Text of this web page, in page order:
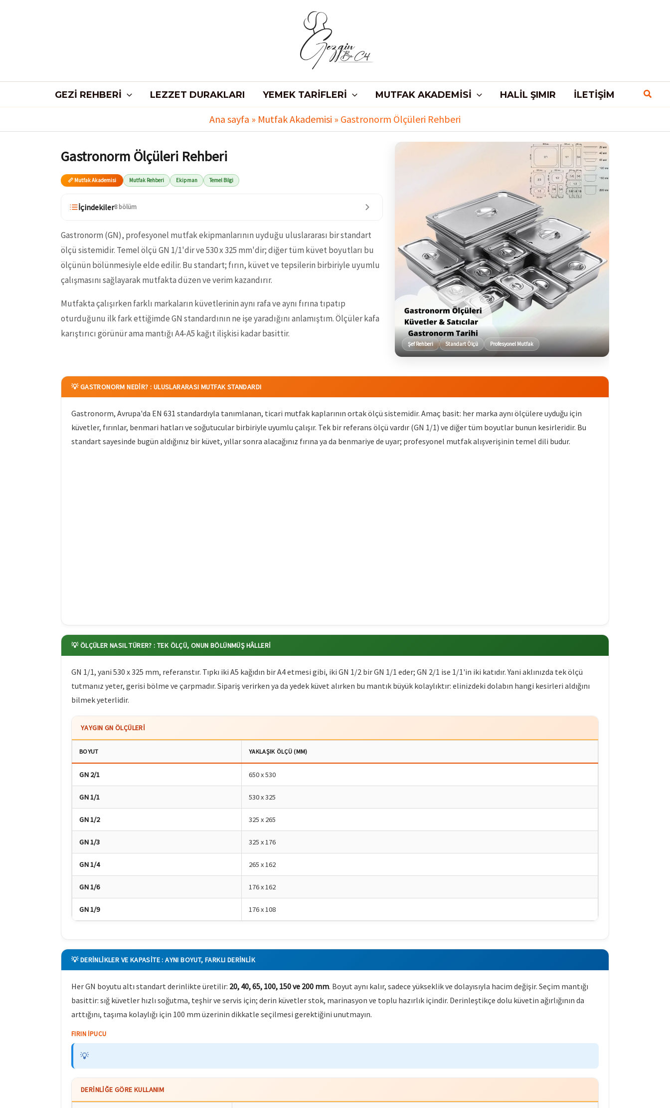
GEZI REHBERI LEZZET DURAKLARI YEMEK TARIFLERI MUTFAK AKADEMISI HALIL ŞIMIR İLETIŞIM
Ana sayfa » Mutfak Akademisi » Gastronorm Ölçüleri Rehberi
Gastronorm Ölçüleri Rehberi
📏 Mutfak Akademisi Mutfak Rehberi Ekipman Temel Bilgi
İçindekiler8 bölüm
Gastronorm (GN), profesyonel mutfak ekipmanlarının uyduğu uluslararası bir standart
ölçü sistemidir. Temel ölçü GN 1/1'dir ve 530 x 325 mm'dir; diğer tüm küvet boyutları bu
ölçünün bölünmesiyle elde edilir. Bu standart; fırın, küvet ve tepsilerin birbiriyle uyumlu
çalışmasını sağlayarak mutfakta düzen ve verim kazandırır.
Mutfakta çalışırken farklı markaların küvetlerinin aynı rafa ve aynı fırına tıpatıp
oturduğunu ilk fark ettiğimde GN standardının ne işe yaradığını anlamıştım. Ölçüler kafa
karıştırıcı görünür ama mantığı A4-A5 kağıt ilişkisi kadar basittir.
Şef Rehberi Standart Ölçü Profesyonel Mutfak
💡 GASTRONORM NEDIR? : ULUSLARARASI MUTFAK STANDARDI
Gastronorm, Avrupa'da EN 631 standardıyla tanımlanan, ticari mutfak kaplarının ortak ölçü sistemidir. Amaç basit: her marka aynı ölçülere uyduğu için
küvetler, fırınlar, benmari hatları ve soğutucular birbiriyle uyumlu çalışır. Tek bir referans ölçü vardır (GN 1/1) ve diğer tüm boyutlar bunun kesirleridir. Bu
standart sayesinde bugün aldığınız bir küvet, yıllar sonra alacağınız fırına ya da benmariye de uyar; profesyonel mutfak alışverişinin temel dili budur.
💡 ÖLÇÜLER NASIL TÜRER? : TEK ÖLÇÜ, ONUN BÖLÜNMÜŞ HÂLLERI
GN 1/1, yani 530 x 325 mm, referanstır. Tıpkı iki A5 kağıdın bir A4 etmesi gibi, iki GN 1/2 bir GN 1/1 eder; GN 2/1 ise 1/1'in iki katıdır. Yani aklınızda tek ölçü
tutmanız yeter, gerisi bölme ve çarpmadır. Sipariş verirken ya da yedek küvet alırken bu mantık büyük kolaylıktır: elinizdeki dolabın hangi kesirleri aldığını
bilmek yeterlidir.
YAYGIN GN ÖLÇÜLERI
BOYUT YAKLAŞIK ÖLÇÜ (MM)
GN 2/1 650 x 530
GN 1/1 530 x 325
GN 1/2 325 x 265
GN 1/3 325 x 176
GN 1/4 265 x 162
GN 1/6 176 x 162
GN 1/9 176 x 108
💡 DERINLIKLER VE KAPASITE : AYNI BOYUT, FARKLI DERINLIK
Her GN boyutu altı standart derinlikte üretilir: 20, 40, 65, 100, 150 ve 200 mm. Boyut aynı kalır, sadece yükseklik ve dolayısıyla hacim değişir. Seçim mantığı
basittir: sığ küvetler hızlı soğutma, teşhir ve servis için; derin küvetler stok, marinasyon ve toplu hazırlık içindir. Derinleştikçe dolu küvetin ağırlığının da
arttığını, taşıma kolaylığı için 100 mm üzerinin dikkatle seçilmesi gerektiğini unutmayın.
FIRIN İPUCU
💡
DERINLIĞE GÖRE KULLANIM